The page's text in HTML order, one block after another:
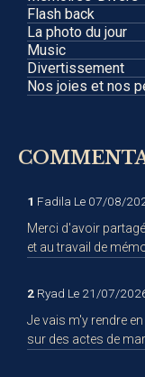
Flash back
La photo du jour
Music
Divertissement
Nos joies et nos
1 Fadila Le 07/08/
Merci d'avoir
et au travail de
2 Ryad Le 21/07/
Je vais m'y rendre
sur des actes de